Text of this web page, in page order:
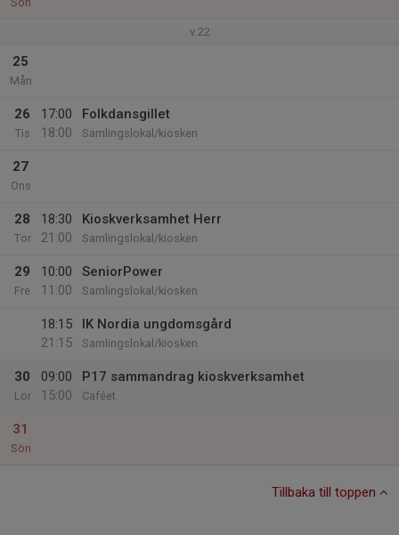
v.22
25
Mån
26
Tis
17:00
18:00
Folkdansgillet
Samlingslokal/kiosken
27
Ons
28
Tor
18:30
21:00
Kioskverksamhet Herr
Samlingslokal/kiosken
29
Fre
10:00
11:00
SeniorPower
Samlingslokal/kiosken
18:15
21:15
IK Nordia ungdomsgård
Samlingslokal/kiosken
30
Lör
09:00
15:00
P17 sammandrag kioskverksamhet
Caféet
31
Sön
Tillbaka till toppen